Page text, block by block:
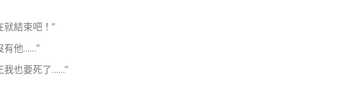
就結束吧！”
有他……”
我也要死了……”